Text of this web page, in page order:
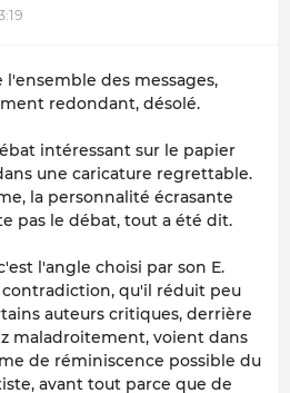
l'ensemble des messages,
redondant, désolé.
intéressant sur le papier
une caricature regrettable.
la personnalité écrasante
pas le débat, tout a été dit.
l'angle choisi par son E.
qu'il réduit peu
auteurs critiques, derrière
maladroitement, voient dans
de réminiscence possible du
avant tout parce que de